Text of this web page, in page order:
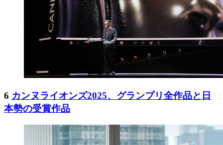
6 カンヌライオンズ2025、グランプリ全作品と日
本勢の受賞作品